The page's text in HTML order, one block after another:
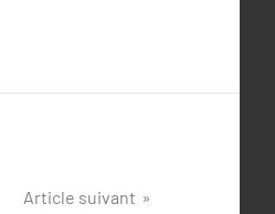
Article suivant